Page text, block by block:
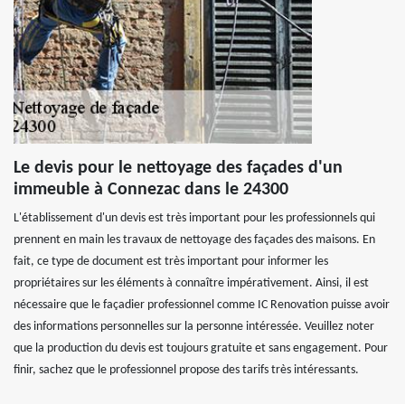
Le devis pour le nettoyage des façades d'un
immeuble à Connezac dans le 24300
L'établissement d'un devis est très important pour les professionnels qui
prennent en main les travaux de nettoyage des façades des maisons. En
fait, ce type de document est très important pour informer les
propriétaires sur les éléments à connaître impérativement. Ainsi, il est
nécessaire que le façadier professionnel comme IC Renovation puisse avoir
des informations personnelles sur la personne intéressée. Veuillez noter
que la production du devis est toujours gratuite et sans engagement. Pour
finir, sachez que le professionnel propose des tarifs très intéressants.